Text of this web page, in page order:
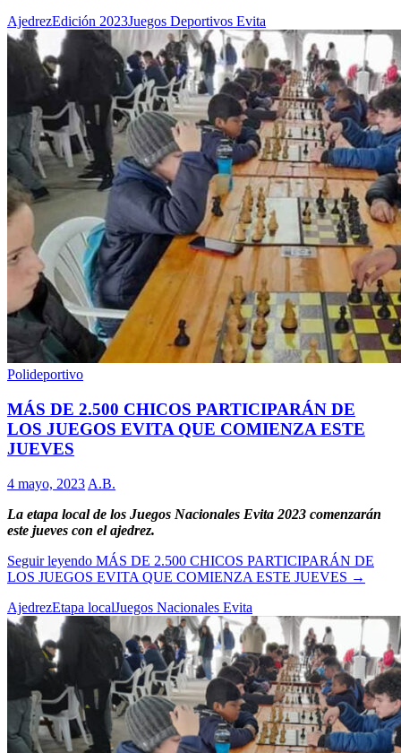
AjedrezEdición 2023Juegos Deportivos Evita
Polideportivo
MÁS DE 2.500 CHICOS PARTICIPARÁN DE
LOS JUEGOS EVITA QUE COMIENZA ESTE
JUEVES
4 mayo, 2023 A.B.
La etapa local de los Juegos Nacionales Evita 2023 comenzarán
este jueves con el ajedrez.
Seguir leyendo MÁS DE 2.500 CHICOS PARTICIPARÁN DE
LOS JUEGOS EVITA QUE COMIENZA ESTE JUEVES →
AjedrezEtapa localJuegos Nacionales Evita